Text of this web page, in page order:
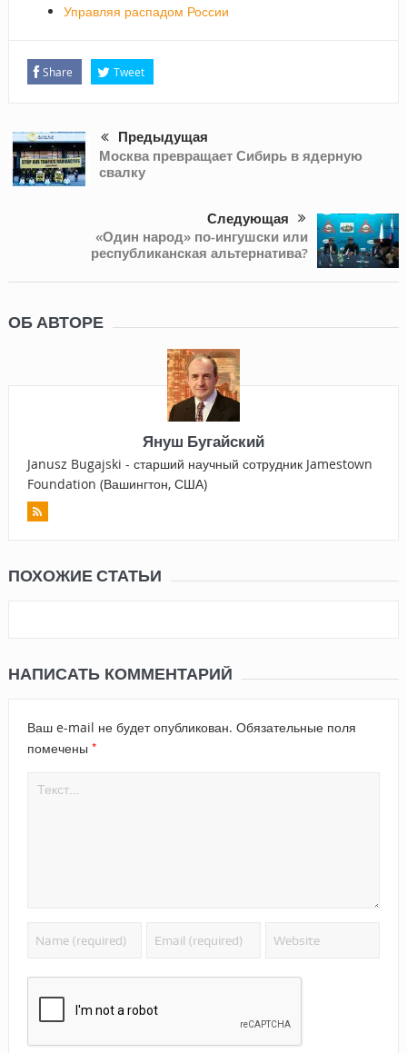
Управляя распадом России
Share Tweet
Предыдущая
Москва превращает Сибирь в ядерную
свалку
Следующая
«Один народ» по-ингушски или
республиканская альтернатива?
ОБ АВТОРЕ
Януш Бугайский
Janusz Bugajski - старший научный сотрудник Jamestown
Foundation (Вашингтон, США)
ПОХОЖИЕ СТАТЬИ
НАПИСАТЬ КОММЕНТАРИЙ
Ваш e-mail не будет опубликован. Обязательные поля
помечены *